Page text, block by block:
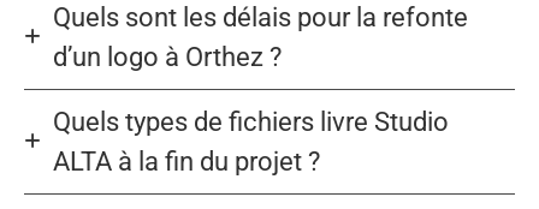
Quels sont les délais pour la refonte
d’un logo à Orthez ?
Quels types de fichiers livre Studio
ALTA à la fin du projet ?